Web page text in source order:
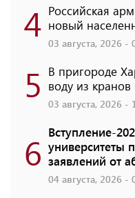
4 Российская
новый
03 августа, 2026 -
5 В пригороде
воду из
03 августа, 2026 -
6 Вступление-
университеты
заявлений от
04 августа, 2026 -